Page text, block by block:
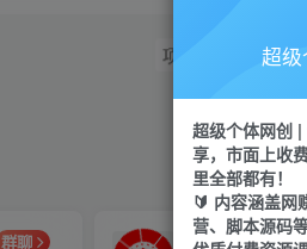
项目 引流
群聊 VIP推广
70%
超
超级个体网创
享，市面上收
里全部都有！
🔰 内容涵盖网
营、脚本源码